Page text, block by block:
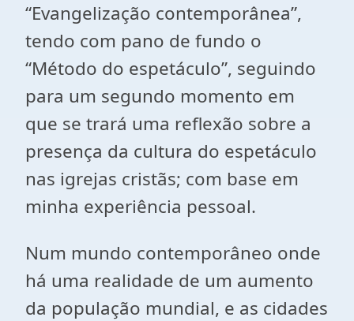
“Evangelização contemporânea”,
tendo com pano de fundo o
“Método do espetáculo”, seguindo
para um segundo momento em
que se trará uma reflexão sobre a
presença da cultura do espetáculo
nas igrejas cristãs; com base em
minha experiência pessoal.
Num mundo contemporâneo onde
há uma realidade de um aumento
da população mundial, e as cidades